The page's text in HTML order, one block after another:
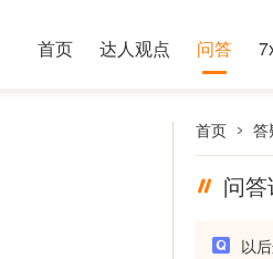
首页 达人观点 问答
首页 答
问
以